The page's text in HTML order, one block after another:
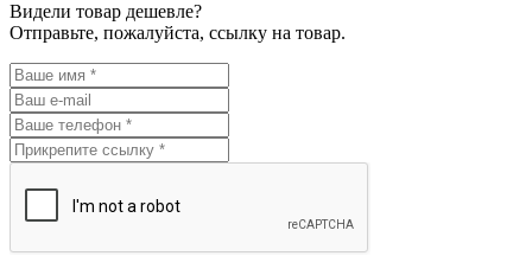
Видели товар дешевле?
Отправьте, пожалуйста, ссылку на товар.